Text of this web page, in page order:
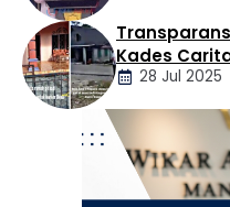
Berita
Daerah
Daerah
Kades
Gelapkan
28 Jul 2025